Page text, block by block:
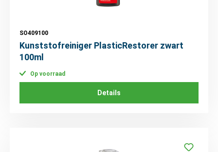
SO409100
Kunststofreiniger PlasticRestorer zwart
100ml
Op voorraad
Details